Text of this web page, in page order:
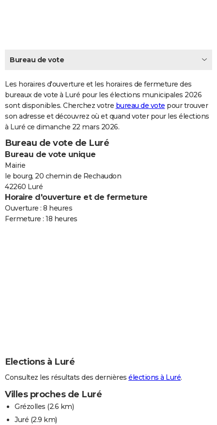
Carte de Noël
Carte Bonne année
Carte Saint-Valentin
Carte Pâques
Carte d'anniversaire
DICTIONNAIRE
Dictionnaire
Biographies
Citations
Expressions
Proverbes
PROGRAMME TV
COPAINS D'AVANT
S'inscrire
Se connecter
Lycées
Collèges
Primaires
Universités
Entreprises
Service militaire
Avis de recherche
AVIS DE DÉCÈS
FORUM
Bricolage
Lifestyle
Culture
Sport
Auto
Television
Voyage
Cinema
Bureau de vote
Les horaires d'ouverture et les horaires de fermeture des
bureaux de vote à Luré pour les élections municipales 2026
sont disponibles. Cherchez votre bureau de vote pour trouver
son adresse et découvrez où et quand voter pour les élections
à Luré ce dimanche 22 mars 2026.
Bureau de vote de Luré
Bureau de vote unique
Mairie
le bourg, 20 chemin de Rechaudon
42260 Luré
Horaire d'ouverture et de fermeture
Ouverture : 8 heures
Fermeture : 18 heures
Elections à Luré
Consultez les résultats des dernières élections à Luré.
Villes proches de Luré
Grézolles (2.6 km)
Juré (2.9 km)